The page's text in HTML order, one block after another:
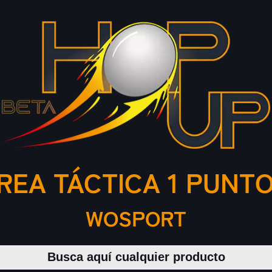
TÁCTICA 1
WOSPORT
Buscar productos